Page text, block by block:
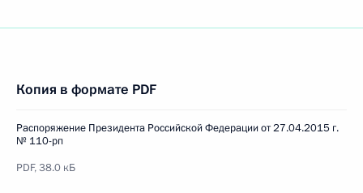
Копия в формате PDF
Распоряжение Президента Российской Федерации от 27.04.2015 г.
№ 110-рп
PDF, 38.0 кБ